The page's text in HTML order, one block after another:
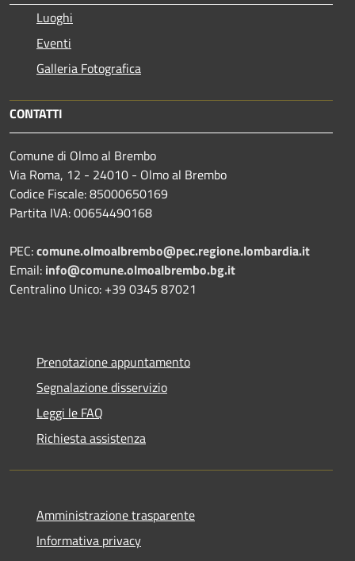
Luoghi
Eventi
Galleria Fotografica
CONTATTI
Comune di Olmo al Brembo
Via Roma, 12 - 24010 - Olmo al Brembo
Codice Fiscale: 85000650169
Partita IVA: 00654490168
PEC:comune.olmoalbrembo@pec.regione.lombardia.it
Email: info@comune.olmoalbrembo.bg.it
Centralino Unico: +39 0345 87021
Prenotazione appuntamento
Segnalazione disservizio
Leggi le FAQ
Richiesta assistenza
Amministrazione trasparente
Informativa privacy